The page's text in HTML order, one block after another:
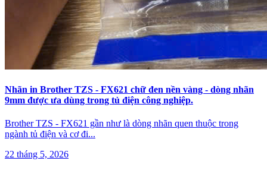
Nhãn in Brother TZS - FX621 chữ đen nền vàng - dòng nhãn
9mm được ưa dùng trong tủ điện công nghiệp.
Brother TZS - FX621 gần như là dòng nhãn quen thuộc trong
ngành tủ điện và cơ đi...
22 tháng 5, 2026